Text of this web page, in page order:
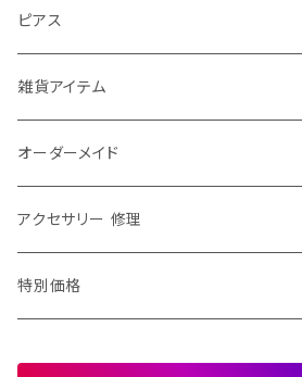
お花
チョーカー
ショルダーネックレス
ゆれる
ゆれない
お花
2way
大きめ
ふつう
ウェディング リボンカチューシャ
ウェディング ヘッドドレス
ヘアアクセその他
40センチ
50センチ
60センチ
70センチ
80センチ
ピアス
チャーム ピアス
ピアス チャーム パーツ
雑貨アイテム
ブローチ
エリトメール
アニマルブローチ
ピンブローチ
ストールピン
オーダーメイド
修理・加工
アクセサリー 修理
ネックレス チェーン 修理
特別価格